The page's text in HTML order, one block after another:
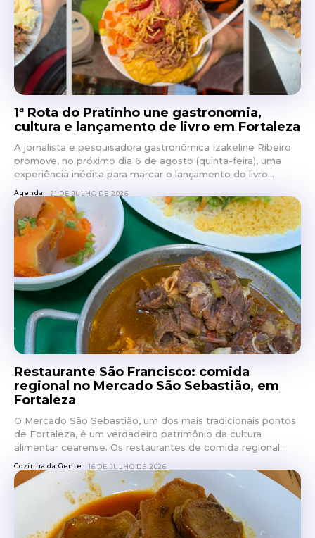
1ª Rota do Pratinho une gastronomia,
cultura e lançamento de livro em Fortaleza
A jornalista e pesquisadora gastronômica Izakeline Ribeiro
promove, no próximo dia 6 de agosto (quinta-feira), uma
experiência inédita para marcar o lançamento do livro...
Agenda 21 DE JULHO DE 2026
Restaurante São Francisco: comida
regional no Mercado São Sebastião, em
Fortaleza
O Mercado São Sebastião, um dos mais tradicionais pontos
de Fortaleza, é um verdadeiro patrimônio da cultura
alimentar cearense. Os restaurantes de comida regional...
Cozinha da Gente 16 DE JULHO DE 2026